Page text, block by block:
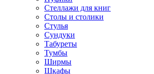
Стеллажи для книг
Столы и столики
Стулья
Сундуки
Табуреты
Тумбы
Ширмы
Шкафы